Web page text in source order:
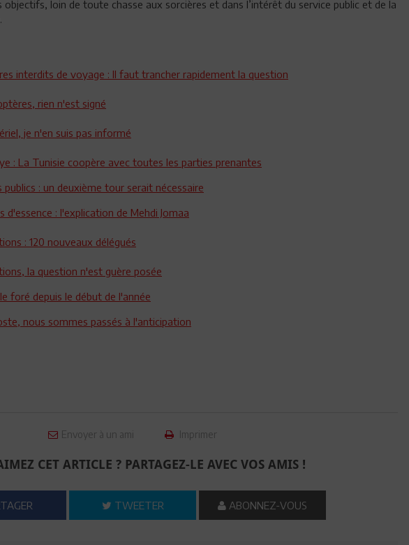
loin de toute chasse aux sorcières et dans l’intérêt du service public et de la
interdits de voyage : Il faut trancher rapidement la question
rien n'est signé
je n'en suis pas informé
: La Tunisie coopère avec toutes les parties prenantes
: un deuxième tour serait nécessaire
: l'explication de Mehdi Jomaa
: 120 nouveaux délégués
la question n'est guère posée
foré depuis le début de l'année
nous sommes passés à l'anticipation
Envoyer à un ami Imprimer
CET ARTICLE ? PARTAGEZ-LE AVEC VOS AMIS !
TWEETER ABONNEZ-VOUS